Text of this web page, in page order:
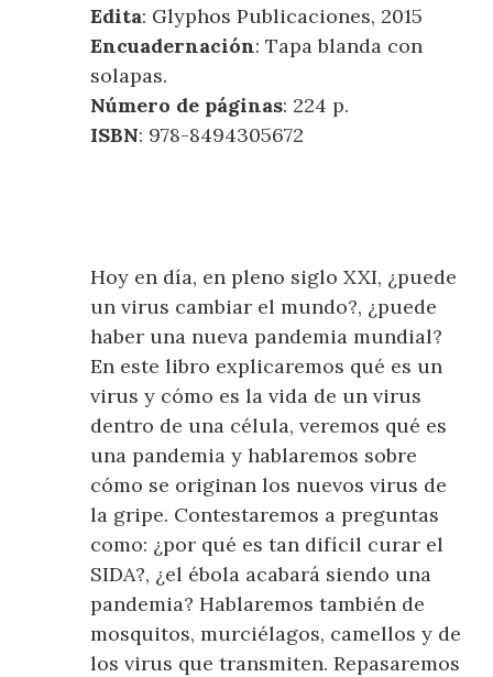
Edita: Glyphos Publicaciones, 2015
Encuadernación: Tapa blanda con
solapas.
Número de páginas: 224 p.
ISBN: 978-8494305672
Hoy en día, en pleno siglo XXI, ¿puede
un virus cambiar el mundo?, ¿puede
haber una nueva pandemia mundial?
En este libro explicaremos qué es un
virus y cómo es la vida de un virus
dentro de una célula, veremos qué es
una pandemia y hablaremos sobre
cómo se originan los nuevos virus de
la gripe. Contestaremos a preguntas
como: ¿por qué es tan difícil curar el
SIDA?, ¿el ébola acabará siendo una
pandemia? Hablaremos también de
mosquitos, murciélagos, camellos y de
los virus que transmiten. Repasaremos